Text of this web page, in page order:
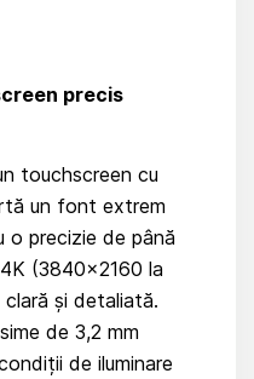
precis
touchscreen cu
un font extrem
o precizie de până
(3840×2160 la
și detaliată.
de 3,2 mm
de iluminare